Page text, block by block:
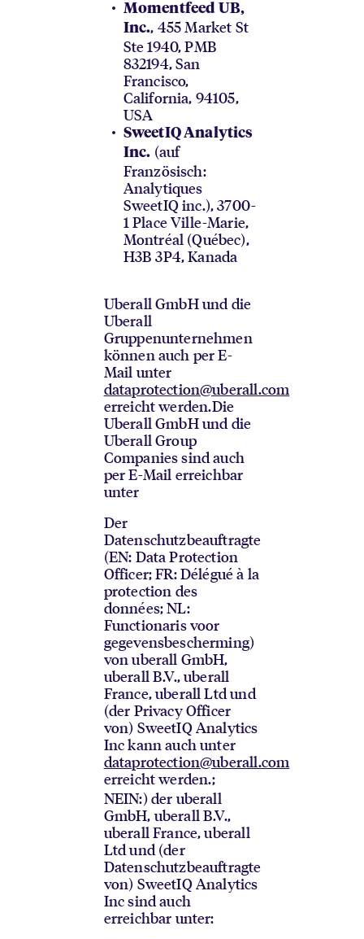
Momentfeed UB,
Inc., 455 Market St
Ste 1940, PMB
832194, San
Francisco,
California, 94105,
USA
SweetIQ Analytics
Inc. (auf
Französisch:
Analytiques
SweetIQ inc.), 3700-
1 Place Ville-Marie,
Montréal (Québec),
H3B 3P4, Kanada
Uberall GmbH und die
Uberall
Gruppenunternehmen
können auch per E-
Mail unter
dataprotection@uberall.com
erreicht werden.Die
Uberall GmbH und die
Uberall Group
Companies sind auch
per E-Mail erreichbar
unter
Der
Datenschutzbeauftragte
(EN: Data Protection
Officer; FR: Délégué à la
protection des
données; NL:
Functionaris voor
gegevensbescherming)
von uberall GmbH,
uberall B.V., uberall
France, uberall Ltd und
(der Privacy Officer
von) SweetIQ Analytics
Inc kann auch unter
dataprotection@uberall.com
erreicht werden.;
NEIN:) der uberall
GmbH, uberall B.V.,
uberall France, uberall
Ltd und (der
Datenschutzbeauftragte
von) SweetIQ Analytics
Inc sind auch
erreichbar unter: